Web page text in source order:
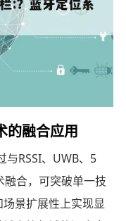
的融合应用
与RSSI、UWB、5
合，可突破单一技
景扩展性上实现显